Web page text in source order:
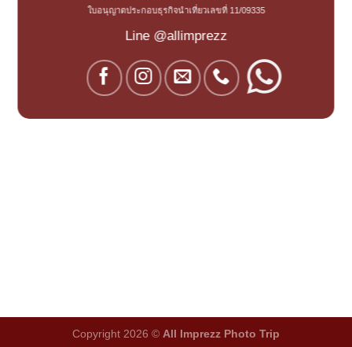
ใบอนุญาตประกอบธุรกิจนำเที่ยวเลขที่ 11/09335
Line @allimprezz
Copyright 2026 © All Imprezz Photo Trip